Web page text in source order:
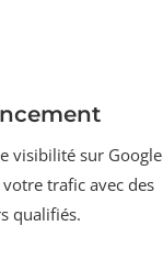
visibilité sur Google
trafic avec des
qualifiés.